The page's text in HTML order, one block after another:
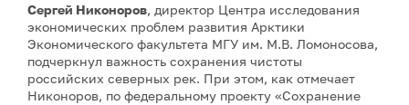
Сергей Никоноров, директор Центра исследования
экономических проблем развития Арктики
Экономического факультета МГУ им. М.В. Ломоносова,
подчеркнул важность сохранения чистоты
российских северных рек. При этом, как отмечает
Никоноров, по федеральному проекту «Сохранение